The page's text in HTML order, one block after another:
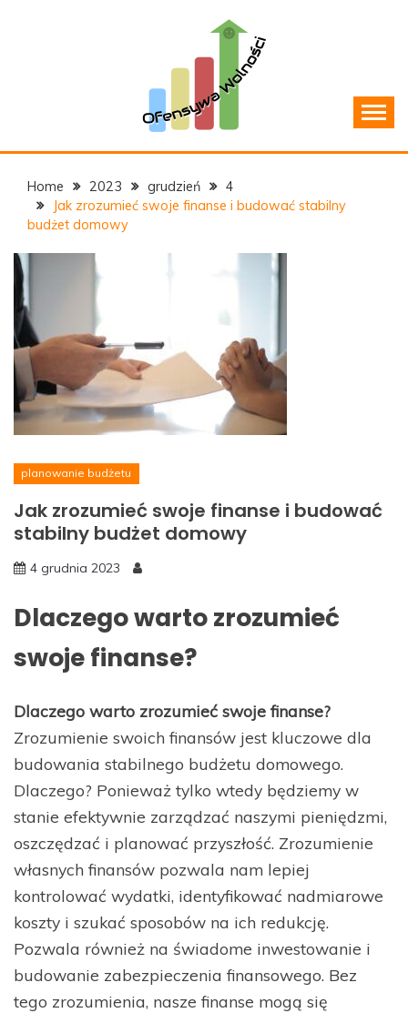
Home 2023 grudzień
4
Jak zrozumieć swoje finanse i budować stabilny
budżet domowy
planowanie budżetu
Jak zrozumieć swoje finanse i budować
stabilny budżet domowy
4 grudnia 2023
Dlaczego warto zrozumieć
swoje finanse?
Dlaczego warto zrozumieć swoje finanse?
Zrozumienie swoich finansów jest kluczowe dla
budowania stabilnego budżetu domowego.
Dlaczego? Ponieważ tylko wtedy będziemy w
stanie efektywnie zarządzać naszymi pieniędzmi,
oszczędzać i planować przyszłość. Zrozumienie
własnych finansów pozwala nam lepiej
kontrolować wydatki, identyfikować nadmiarowe
koszty i szukać sposobów na ich redukcję.
Pozwala również na świadome inwestowanie i
budowanie zabezpieczenia finansowego. Bez
tego zrozumienia, nasze finanse mogą się